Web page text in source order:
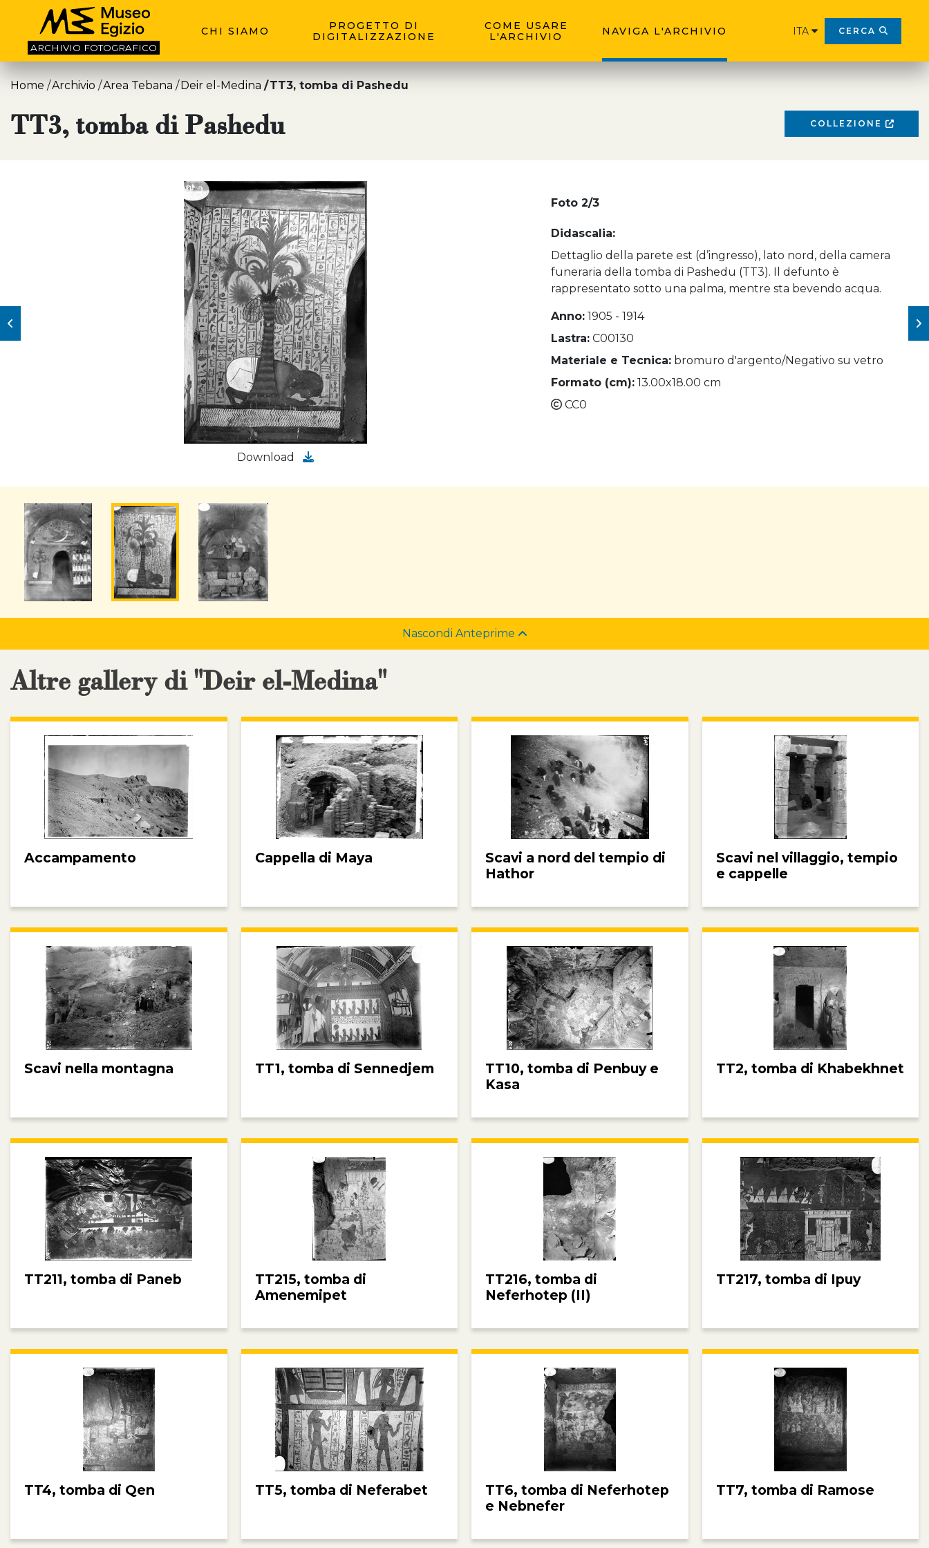
ARCHIVIO FOTOGRAFICO
CHI SIAMO
PROGETTO DI
DIGITALIZZAZIONE
COME USARE
L'ARCHIVIO
NAVIGA L'ARCHIVIO ITA CERCA
Home Archivio Area Tebana Deir el-Medina TT3, tomba di Pashedu
COLLEZIONE
TT3, tomba di Pashedu
Download
Foto 2/3
Didascalia:
Dettaglio della parete est (d’ingresso), lato nord, della camera
funeraria della tomba di Pashedu (TT3). Il defunto è
rappresentato sotto una palma, mentre sta bevendo acqua.
Anno: 1905 - 1914
Lastra: C00130
Materiale e Tecnica: bromuro d'argento/Negativo su vetro
Formato (cm): 13.00x18.00 cm
CC0
Nascondi Anteprime
Altre gallery di "Deir el-Medina"
Accampamento Cappella di Maya
Scavi a nord del tempio di
Hathor
Scavi nel villaggio, tempio
e cappelle
Scavi nella montagna TT1, tomba di Sennedjem
TT10, tomba di Penbuy e
Kasa
TT2, tomba di Khabekhnet
TT211, tomba di Paneb
TT215, tomba di
Amenemipet
TT216, tomba di
Neferhotep (II)
TT217, tomba di Ipuy
TT4, tomba di Qen TT5, tomba di Neferabet
TT6, tomba di Neferhotep
e Nebnefer
TT7, tomba di Ramose